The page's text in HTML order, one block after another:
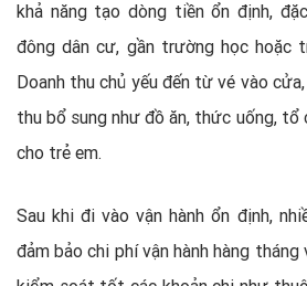
khả năng tạo dòng tiền ổn định,
đông dân cư, gần trường học hoặc
Doanh thu chủ yếu đến từ vé vào
thu bổ sung như đồ ăn, thức uống, tổ
cho trẻ em.
Sau khi đi vào vận hành ổn định,
đảm bảo chi phí vận hành hàng tháng